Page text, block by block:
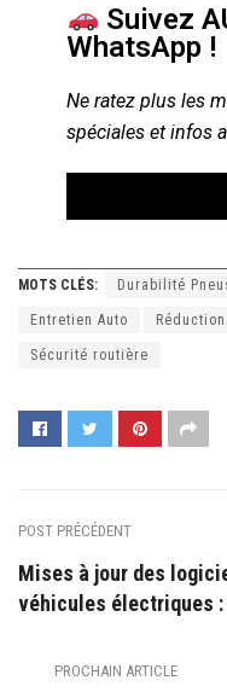
Suivez
WhatsApp !
Ne ratez plus les
spéciales et infos
MOTS CLÉS: Durabilité
Entretien Auto
Sécurité routière
POST PRÉCÉDENT
Mises à jour des
véhicules électriques :
PROCHAIN ARTICLE